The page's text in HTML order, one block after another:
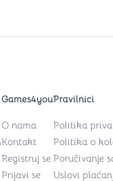
Games4you
O nama
Kontakt
Registruj se
Prijavi se
Pravilnici
Politika
Politika o
Poručivanje
Uslovi